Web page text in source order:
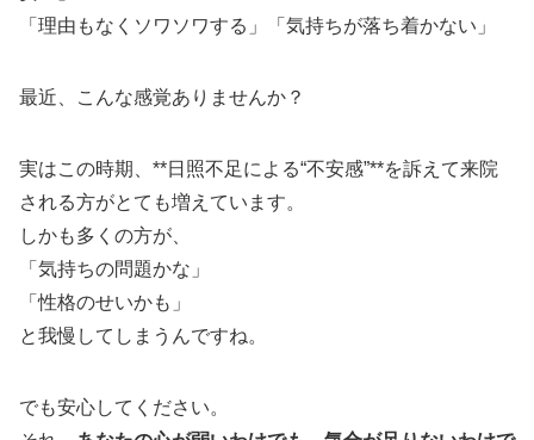
「理由もなくソワソワする」「気持ちが落ち着かない」
最近、こんな感覚ありませんか？
実はこの時期、**日照不足による“不安感”**を訴えて来院
される方がとても増えています。
しかも多くの方が、
「気持ちの問題かな」
「性格のせいかも」
と我慢してしまうんですね。
でも安心してください。